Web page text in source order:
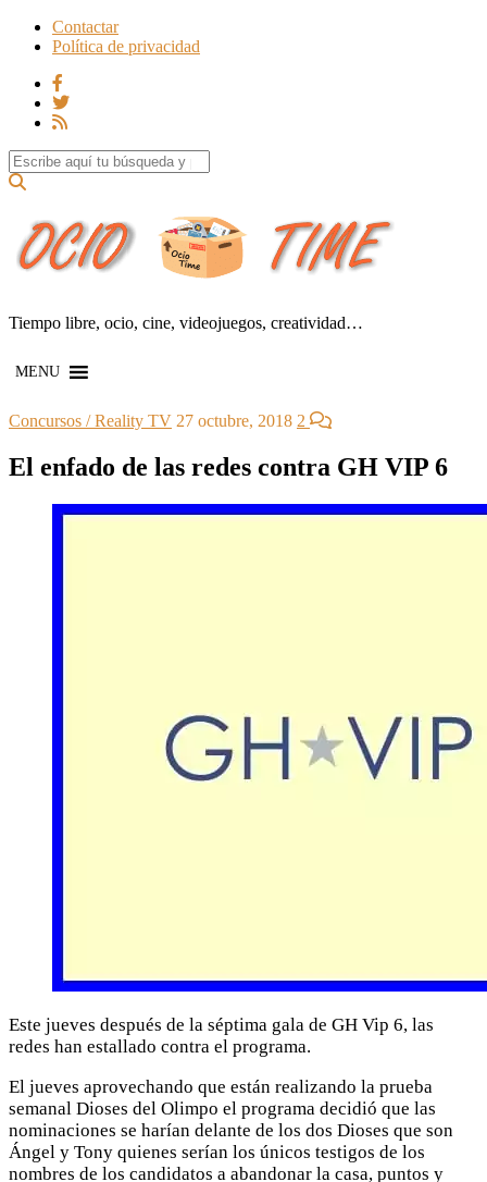
Contactar
Política de privacidad
Search for:
Tiempo libre, ocio, cine, videojuegos, creatividad…
MENU
Concursos / Reality TV 27 octubre, 2018 2
El enfado de las redes contra GH VIP 6
Este jueves después de la séptima gala de GH Vip 6, las
redes han estallado contra el programa.
El jueves aprovechando que están realizando la prueba
semanal Dioses del Olimpo el programa decidió que las
nominaciones se harían delante de los dos Dioses que son
Ángel y Tony quienes serían los únicos testigos de los
nombres de los candidatos a abandonar la casa, puntos y